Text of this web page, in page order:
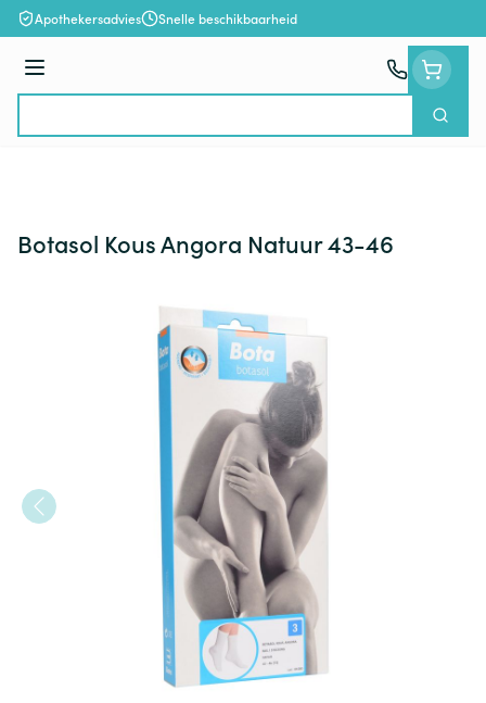
Ga naar de inhoud
Apothekersadvies Snelle beschikbaarheid
Menu
Zoek
Botasol Kous Angora Natuur 43-46